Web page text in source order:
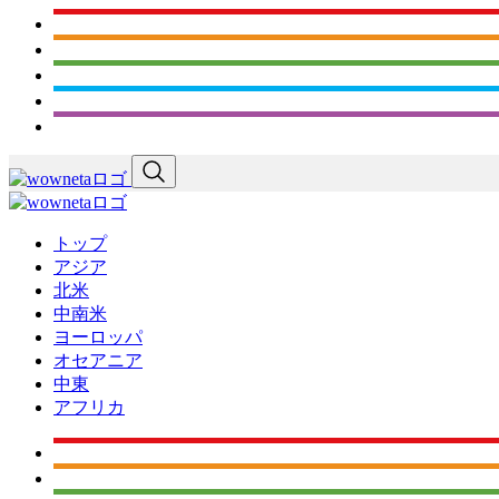
トップ
アジア
北米
中南米
ヨーロッパ
オセアニア
中東
アフリカ